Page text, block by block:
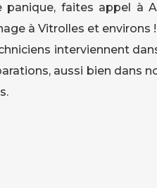
panique, faites appel à
à Vitrolles et environs !
interviennent
aussi bien dans